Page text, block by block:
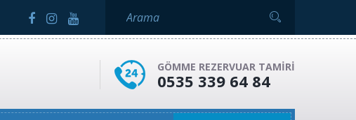
GÖMME REZERVUAR TAMIRI
0535 339 64 84